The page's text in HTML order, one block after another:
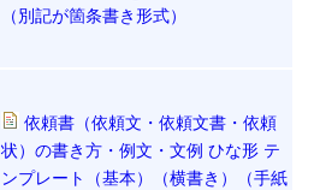
（別記が箇条書き形式）
依頼書（依頼文・依頼文書・依頼
状）の書き方・例文・文例 ひな形 テ
ンプレート（基本）（横書き）（手紙